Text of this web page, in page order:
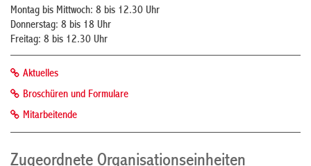
Montag bis Mittwoch: 8 bis 12.30 Uhr
Donnerstag: 8 bis 18 Uhr
Freitag: 8 bis 12.30 Uhr
Aktuelles
Broschüren und Formulare
Mitarbeitende
Zugeordnete Organisationseinheiten